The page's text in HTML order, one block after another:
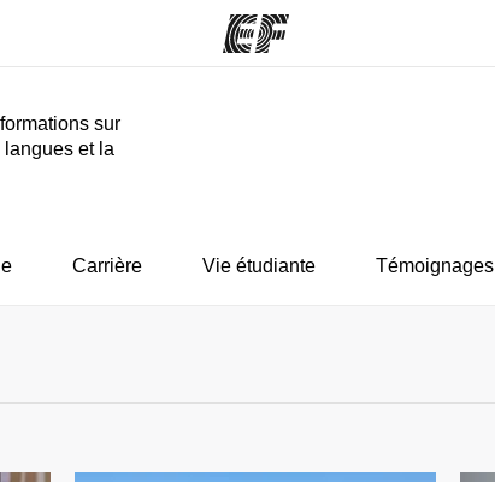
sur
langues et la
Carrière Vie étudiante Témoignages